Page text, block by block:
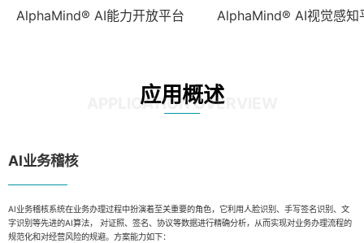
AlphaMind® AI能力开放平台 AlphaMind® AI视觉感知
应用概述
APPLICATION OVERVIEW
AI业务稽核
AI业务稽核系统在业务办理过程中扮演着至关重要的角色，它利用人脸识别、手写签名识别、文
字识别等先进的AI算法， 对证照、签名、协议等数据进行精确分析，从而实现对业务办理流程的
规范化和对经营风险的规避。方案能力如下：